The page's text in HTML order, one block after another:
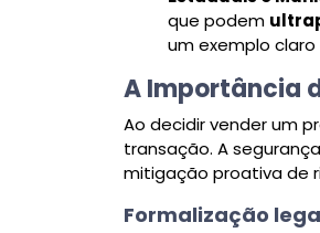
que podem
um exemplo
A Importância
Ao decidir vender um
transação. A
mitigação proativa de
Formalização